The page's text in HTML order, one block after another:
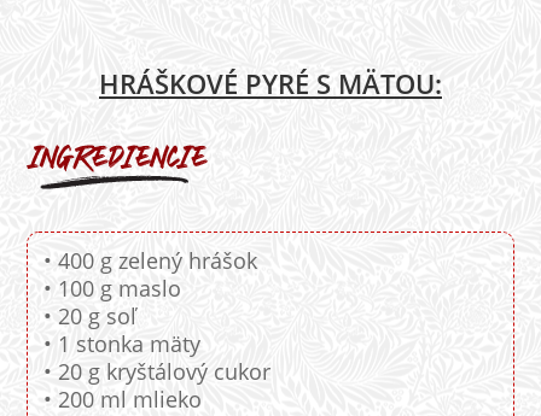
HRÁŠKOVÉ PYRÉ S MÄTOU:
• 400 g zelený hrášok
• 100 g maslo
• 20 g soľ
• 1 stonka mäty
• 20 g kryštálový cukor
• 200 ml mlieko